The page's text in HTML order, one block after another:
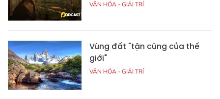
VĂN HÓA - GIẢI TRÍ
Vùng đất "tận cùng của thế
giới"
VĂN HÓA - GIẢI TRÍ